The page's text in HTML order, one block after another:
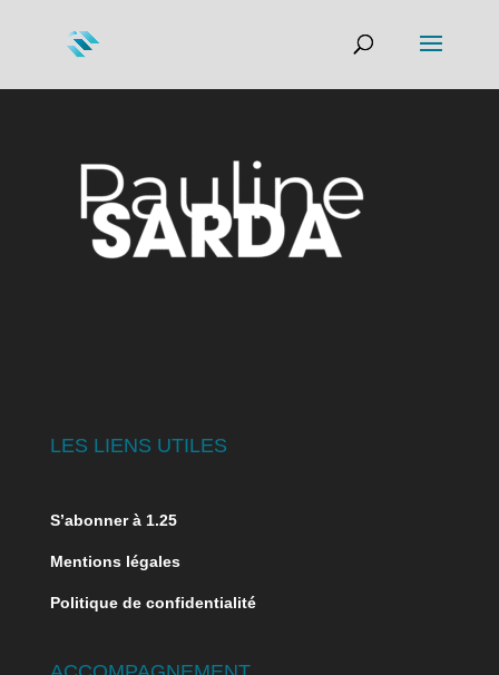
LES LIENS UTILES
S’abonner à 1.25
Mentions légales
Politique de confidentialité